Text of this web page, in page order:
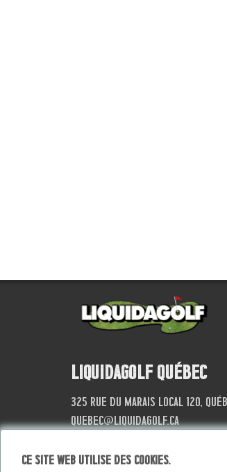
Liquidagolf Québec
325 Rue du Marais local 120,
quebec@liquidagolf.ca
Ce site web utilise des cookies.